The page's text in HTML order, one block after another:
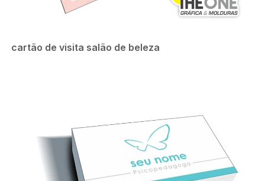
cartão de visita salão de beleza